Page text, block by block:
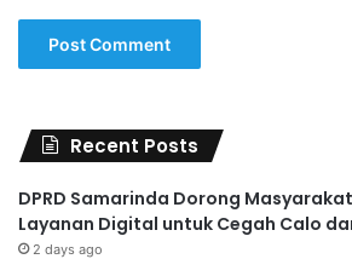
Recent Posts
DPRD Samarinda Dorong
Layanan Digital untuk Cegah Calo
2 days ago